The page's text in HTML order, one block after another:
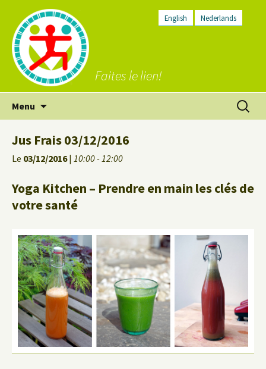
English Nederlands
Faites le lien!
Menu
Jus Frais 03/12/2016
Le 03/12/2016| 10:00 - 12:00
Yoga Kitchen – Prendre en main les clés de
votre santé